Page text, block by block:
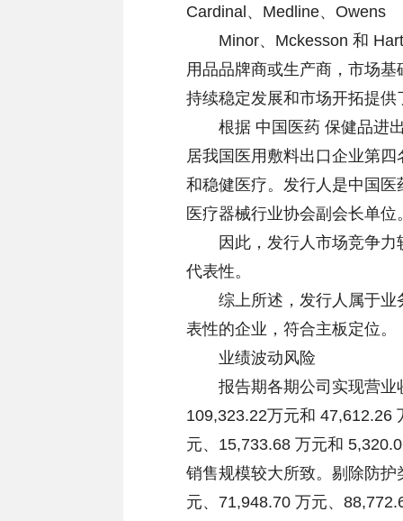
Cardinal、Medline、Owens
Minor、Mckesson 和
用品品牌商或生产商，市场
持续稳定发展和市场开拓提供
根据 中国医药 保健品进出
居我国医用敷料出口企业第
和稳健医疗。发行人是中国
医疗器械行业协会副会长单位
因此，发行人市场竞争力
代表性。
综上所述，发行人属于业
表性的企业，符合主板定位。
业绩波动风险
报告期各期公司实现营业
109,323.22万元和 47,612.26
元、15,733.68 万元和
销售规模较大所致。剔除防
元、71,948.70 万元、